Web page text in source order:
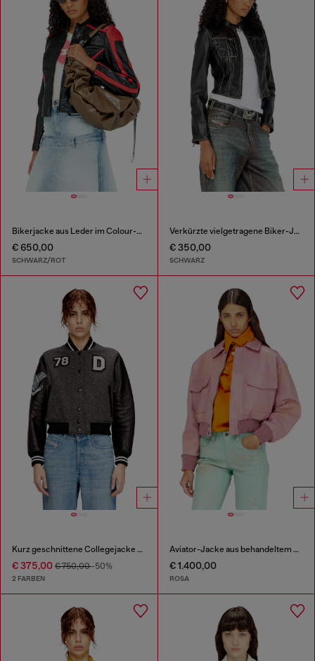
Bikerjacke aus Leder im Colour-Block-Design
€ 650,00
SCHWARZ/ROT
Verkürzte vielgetragene Biker-Jacke
€ 350,00
SCHWARZ
Kurz geschnittene Collegejacke aus Wolle und Leder
€ 375,00 € 750,00-50%
2 FARBEN
Aviator-Jacke aus behandeltem Leder
€ 1.400,00
ROSA